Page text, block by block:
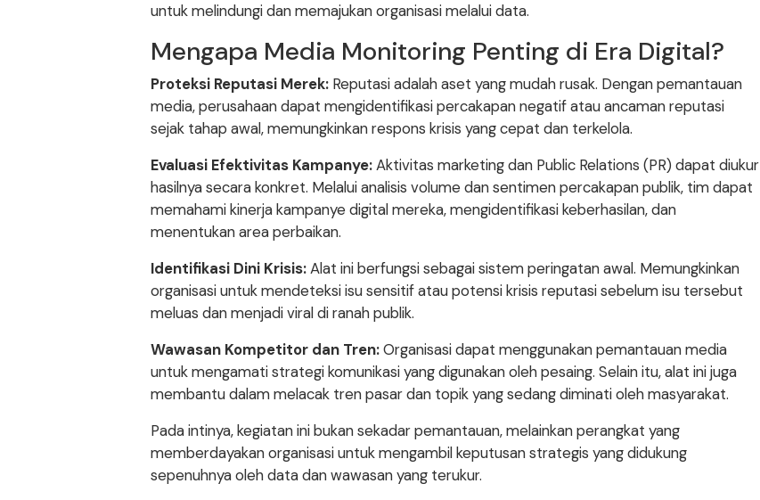
untuk melindungi dan memajukan organisasi melalui data.
Mengapa Media Monitoring Penting di Era Digital?
Proteksi Reputasi Merek: Reputasi adalah aset yang mudah rusak. Dengan pemantauan
media, perusahaan dapat mengidentifikasi percakapan negatif atau ancaman reputasi
sejak tahap awal, memungkinkan respons krisis yang cepat dan terkelola.
Evaluasi Efektivitas Kampanye:Aktivitas marketing dan Public Relations (PR) dapat diukur
hasilnya secara konkret. Melalui analisis volume dan sentimen percakapan publik, tim dapat
memahami kinerja kampanye digital mereka, mengidentifikasi keberhasilan, dan
menentukan area perbaikan.
Identifikasi Dini Krisis:Alat ini berfungsi sebagai sistem peringatan awal. Memungkinkan
organisasi untuk mendeteksi isu sensitif atau potensi krisis reputasi sebelum isu tersebut
meluas dan menjadi viral di ranah publik.
Wawasan Kompetitor dan Tren:Organisasi dapat menggunakan pemantauan media
untuk mengamati strategi komunikasi yang digunakan oleh pesaing. Selain itu, alat ini juga
membantu dalam melacak tren pasar dan topik yang sedang diminati oleh masyarakat.
Pada intinya, kegiatan ini bukan sekadar pemantauan, melainkan perangkat yang
memberdayakan organisasi untuk mengambil keputusan strategis yang didukung
sepenuhnya oleh data dan wawasan yang terukur.